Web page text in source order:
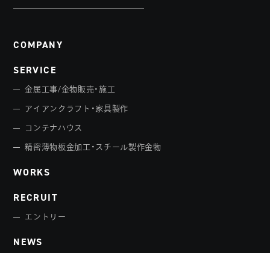
COMPANY
SERVICE
金属工事/金物販売・施工
アイアンクラフト・家具製作
コンテナハウス
精密薄物板金加工・スチール製作金物
WORKS
RECRUIT
エントリー
NEWS